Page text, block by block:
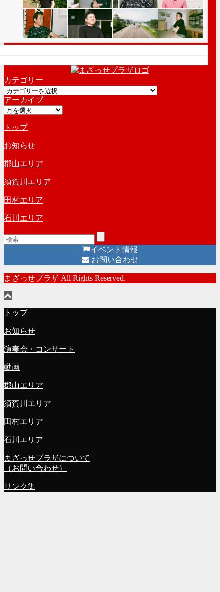
カテゴリー
カ
テ
ゴ
ー
アーカイブ
ア
カ
イ
ブ
トップ
お知らせ
郡山エリア
須賀川エリア
田村エリア
石川エリア
イベント情報
お問い合わせ
まざっせプラザ All Rights Reserved.
トップ
お知らせ
演奏会・コンサート
動画
郡山エリア
須賀川エリア
田村エリア
石川エリア
まざっせプラザについて
（お問い合わせ）
リンク集